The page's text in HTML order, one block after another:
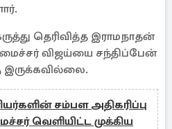
தெரிவித்த இராமநாதன்
விஜய்யை சந்திப்பேன்
இருக்கவில்லை.
சம்பள அதிகரிப்பு
வெளியிட்ட முக்கிய